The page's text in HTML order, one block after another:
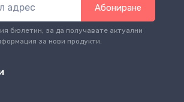
Абониране
бюлетин, за да получавате актуални
за нови продукти.